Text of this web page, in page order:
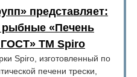
представляет:
«Печень
ГОСТ» ТМ Spiro
Spiro, изготовленный по
печени трески,